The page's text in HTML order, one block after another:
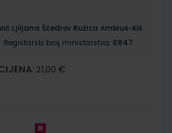
Ljiljana Ščedrov Ružica Ambruš-Kiš
Registarski broj ministarstva: 6847
21,00 €